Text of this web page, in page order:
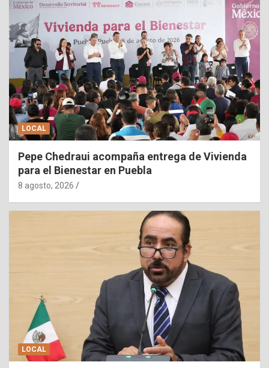
LOCAL
Pepe Chedraui acompaña entrega de Vivienda
para el Bienestar en Puebla
8 agosto, 2026
LOCAL